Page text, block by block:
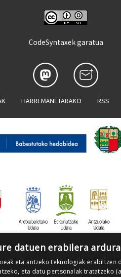
CodeSyntaxek garatua
HARREMANETARAKO RSS
datuen erabilera
eta antzeko teknologiak erabiltzen
eta datu pertsonalak tratatzeko